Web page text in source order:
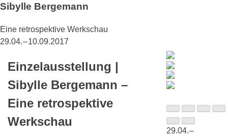
Sibylle Bergemann
Eine retrospektive Werkschau
29.04. – 10.09.2017
Einzelausstellung |
Sibylle Bergemann –
Eine retrospektive
Werkschau
29.04. –